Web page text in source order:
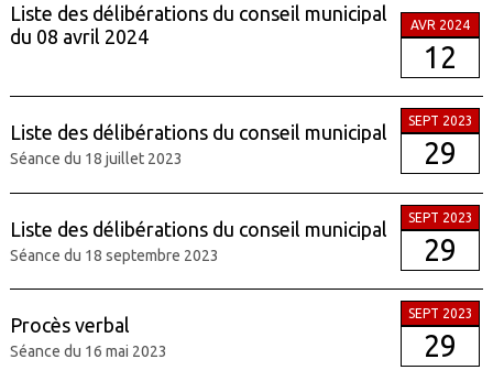
Liste des délibérations du conseil municipal
du 08 avril 2024
AVR 2024
12
Liste des délibérations du conseil municipal
Séance du 18 juillet 2023
SEPT 2023
29
Liste des délibérations du conseil municipal
Séance du 18 septembre 2023
SEPT 2023
29
Procès verbal
Séance du 16 mai 2023
SEPT 2023
29